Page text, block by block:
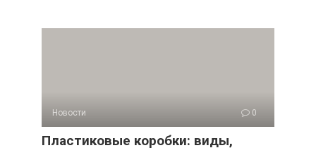
Новости 0
Пластиковые коробки: виды,